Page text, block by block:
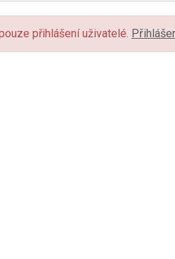
přihlášení uživatelé.